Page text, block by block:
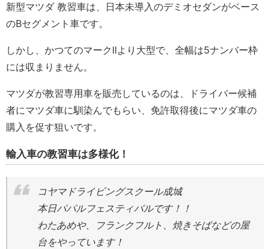
新型マツダ 教習車は、日本未導入のデミオセダンがベース
のBセグメント車です。
しかし、かつてのマークIIより大型で、全幅は5ナンバー枠
には収まりません。
マツダが教習専用車を販売しているのは、ドライバー候補
者にマツダ車に馴染んでもらい、免許取得後にマツダ車の
購入を促す狙いです。
輸入車の教習車は多様化！
コヤマドライビングスクール成城
本日パパルフェスティバルです！！
わたあめや、フランクフルト、焼きそばなどの屋
台をやっています！